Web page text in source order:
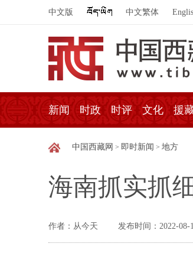
中文版 中文繁体
新闻 时政 时评 文化 援
中国西藏网 > 即时新闻 > 地方
海南抓实抓
作者：从今天 发布时间：2022-08-